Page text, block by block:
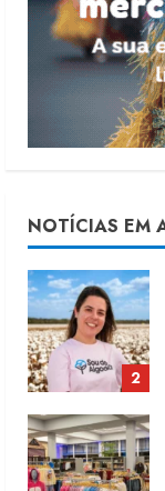
NOTÍCIAS EM
5
1
2